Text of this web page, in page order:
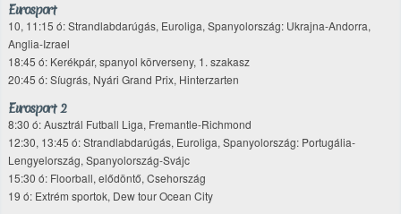
Eurosport
10, 11:15 ó: Strandlabdarúgás, Euroliga, Spanyolország: Ukrajna-Andorra,
Anglia-Izrael
18:45 ó: Kerékpár, spanyol körverseny, 1. szakasz
20:45 ó: Síugrás, Nyári Grand Prix, Hinterzarten
Eurosport 2
8:30 ó: Ausztrál Futball Liga, Fremantle-Richmond
12:30, 13:45 ó: Strandlabdarúgás, Euroliga, Spanyolország: Portugália-
Lengyelország, Spanyolország-Svájc
15:30 ó: Floorball, elődöntő, Csehország
19 ó: Extrém sportok, Dew tour Ocean City